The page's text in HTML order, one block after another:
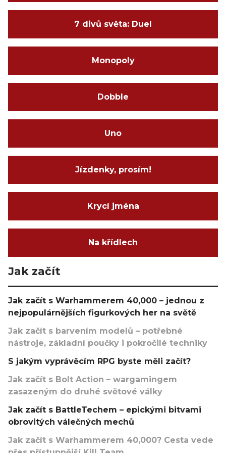
7 divů světa: Duel
Monopoly
Dobble
Uno
Jízdenky, prosím!
Krycí jména
Na křídlech
Jak začít
Jak začít s Warhammerem 40,000 – jednou z
nejpopulárnějších figurkových her na světě
Jak začít s barvením modelů – potřebné
nástroje, základní poučky i pokročilé techniky
S jakým vyprávěcím RPG byste měli začít?
Jak začít s Bolt Action – wargamingem
zasazeným do druhé světové války
Jak začít s BattleTechem – epickými bitvami
obrovitých válečných mechů
Jak začít s Warhammerem 40,000? Cesta vede